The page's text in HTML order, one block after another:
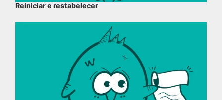
Reiniciar e restabelecer